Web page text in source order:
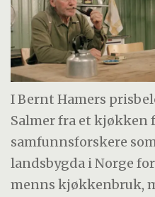
I Bernt Hamers
Salmer fra et kjøkken
samfunnsforskere
landsbygda i Norge
menns kjøkkenbruk,